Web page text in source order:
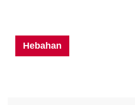
Hebahan